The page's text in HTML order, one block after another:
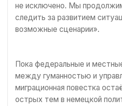
не исключено. Мы
следить за развитием
возможные сценарии».
Пока федеральные и
между гуманностью и
миграционная повестка
острых тем в немецкой